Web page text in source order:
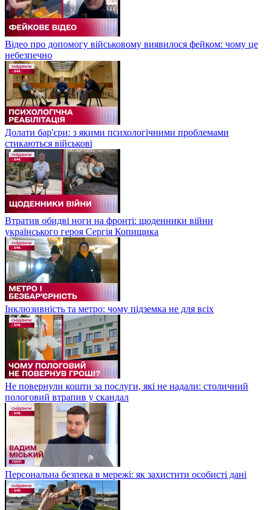
Відео про допомогу військовому виявилося фейком: чому це
небезпечно
Долати бар'єри: з якими психологічними проблемами
стикаються військові
Втратив обидві ноги на фронті: щоденники війни
українського героя Сергія Копищика
Інклюзивність та метро: чому підземка не для всіх
Не повернули кошти за послуги, які не надали: столичний
пологовий втрапив у скандал
Персональна безпека в мережі: як захистити особисті дані